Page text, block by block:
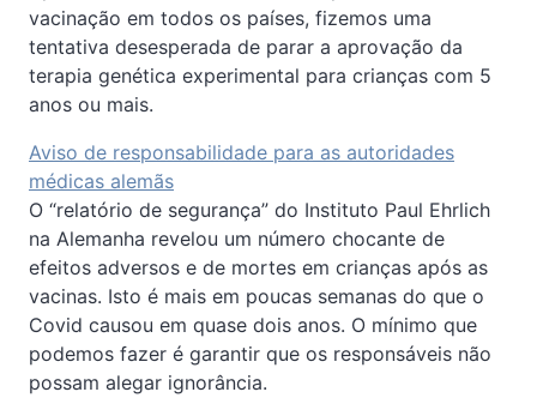
vacinação em todos os países, fizemos uma
tentativa desesperada de parar a aprovação da
terapia genética experimental para crianças com 5
anos ou mais.
Aviso de responsabilidade para as autoridades
médicas alemãs
O “relatório de segurança” do Instituto Paul Ehrlich
na Alemanha revelou um número chocante de
efeitos adversos e de mortes em crianças após as
vacinas. Isto é mais em poucas semanas do que o
Covid causou em quase dois anos. O mínimo que
podemos fazer é garantir que os responsáveis não
possam alegar ignorância.